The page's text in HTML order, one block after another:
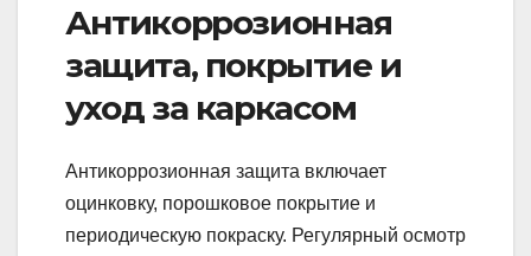
Антикоррозионная
защита, покрытие и
уход за каркасом
Антикоррозионная защита включает
оцинковку, порошковое покрытие и
периодическую покраску. Регулярный осмотр